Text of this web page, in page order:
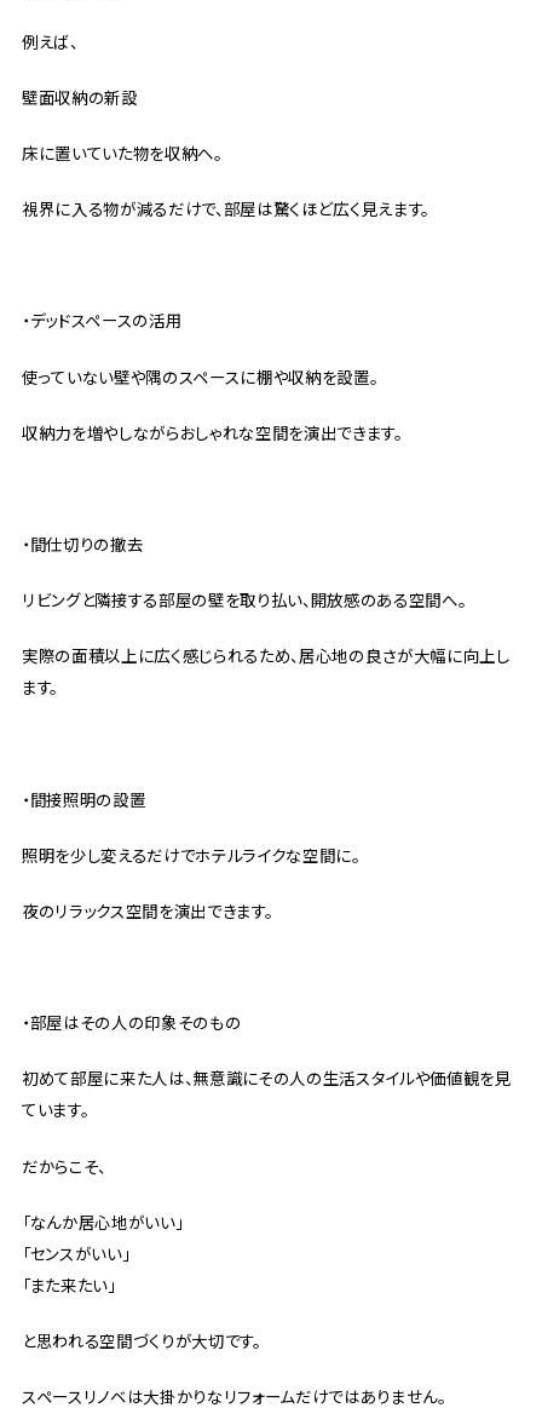
例えば、
壁面収納の新設
床に置いていた物を収納へ。
視界に入る物が減るだけで、部屋は驚くほど広く見えます。
・デッドスペースの活用
使っていない壁や隅のスペースに棚や収納を設置。
収納力を増やしながらおしゃれな空間を演出できます。
・間仕切りの撤去
リビングと隣接する部屋の壁を取り払い、開放感のある空間へ。
実際の面積以上に広く感じられるため、居心地の良さが大幅に向上し
ます。
・間接照明の設置
照明を少し変えるだけでホテルライクな空間に。
夜のリラックス空間を演出できます。
・部屋はその人の印象そのもの
初めて部屋に来た人は、無意識にその人の生活スタイルや価値観を見
ています。
だからこそ、
「なんか居心地がいい」
「センスがいい」
「また来たい」
と思われる空間づくりが大切です。
スペースリノベは大掛かりなリフォームだけではありません。